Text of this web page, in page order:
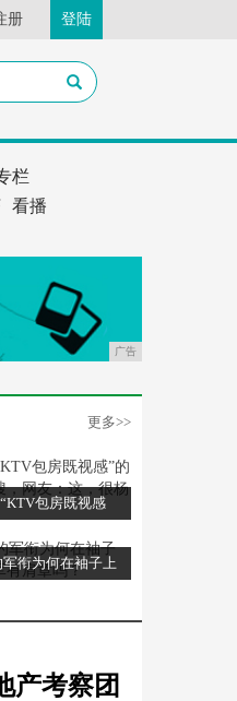
册 登陆
栏
看播
广告
更多>>
包房既视感
衔为何在袖子上
产考察团